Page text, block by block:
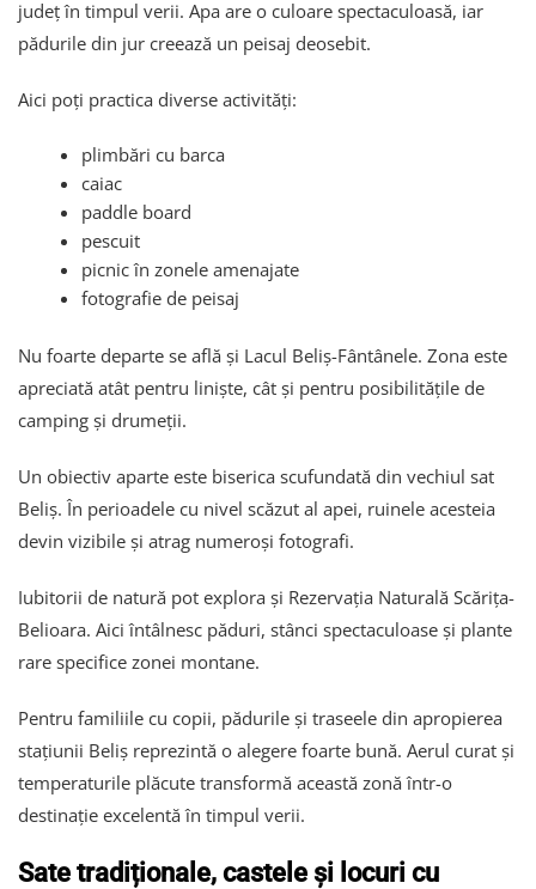
județ în timpul verii. Apa are o culoare spectaculoasă, iar
pădurile din jur creează un peisaj deosebit.
Aici poți practica diverse activități:
plimbări cu barca
caiac
paddle board
pescuit
picnic în zonele amenajate
fotografie de peisaj
Nu foarte departe se află și Lacul Beliș-Fântânele. Zona este
apreciată atât pentru liniște, cât și pentru posibilitățile de
camping și drumeții.
Un obiectiv aparte este biserica scufundată din vechiul sat
Beliș. În perioadele cu nivel scăzut al apei, ruinele acesteia
devin vizibile și atrag numeroși fotografi.
Iubitorii de natură pot explora și Rezervația Naturală Scărița-
Belioara. Aici întâlnesc păduri, stânci spectaculoase și plante
rare specifice zonei montane.
Pentru familiile cu copii, pădurile și traseele din apropierea
stațiunii Beliș reprezintă o alegere foarte bună. Aerul curat și
temperaturile plăcute transformă această zonă într-o
destinație excelentă în timpul verii.
Sate tradiționale, castele și locuri cu